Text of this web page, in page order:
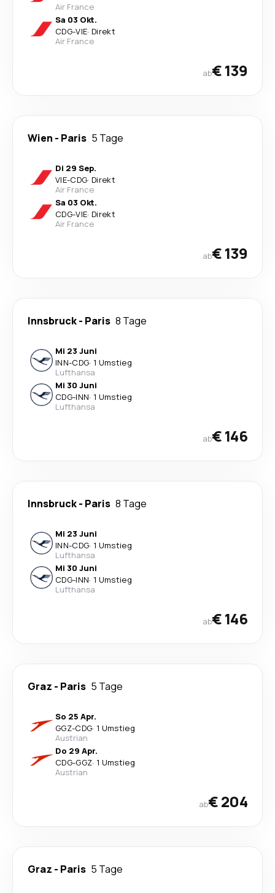
Air France
Sa 03 Okt.
CDG-VIE· Direkt
Air France
ab€ 139
Wien - Paris 5 Tage
Di 29 Sep.
VIE-CDG· Direkt
Air France
Sa 03 Okt.
CDG-VIE· Direkt
Air France
ab€ 139
Innsbruck- Paris 8 Tage
Mi 23 Juni
INN-CDG· 1 Umstieg
Lufthansa
Mi 30 Juni
CDG-INN· 1 Umstieg
Lufthansa
ab€ 146
Innsbruck- Paris 8 Tage
Mi 23 Juni
INN-CDG· 1 Umstieg
Lufthansa
Mi 30 Juni
CDG-INN· 1 Umstieg
Lufthansa
ab€ 146
Graz - Paris 5 Tage
So 25 Apr.
GGZ-CDG· 1 Umstieg
Austrian
Do 29 Apr.
CDG-GGZ· 1 Umstieg
Austrian
ab€ 204
Graz - Paris 5 Tage